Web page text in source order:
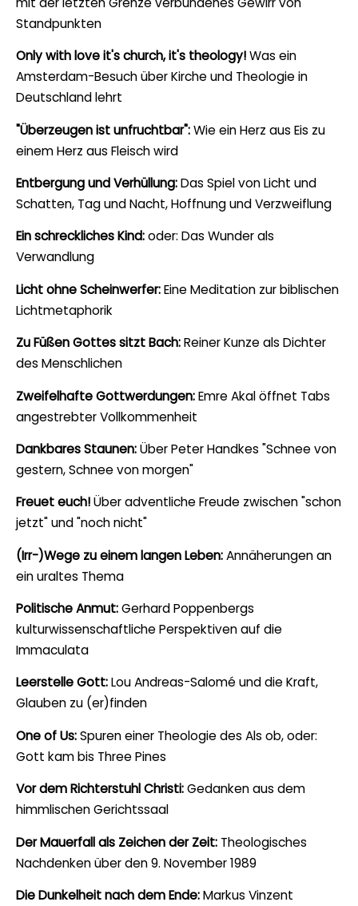
Standpunkten
Only with love it's church, it's theology!Was ein
Amsterdam-Besuch über Kirche und Theologie in
Deutschland lehrt
"Überzeugen ist unfruchtbar":Wie ein Herz aus Eis zu
einem Herz aus Fleisch wird
Entbergung und Verhüllung:Das Spiel von Licht und
Schatten, Tag und Nacht, Hoffnung und Verzweiflung
Ein schreckliches Kind:oder: Das Wunder als
Verwandlung
Licht ohne Scheinwerfer:Eine Meditation zur biblischen
Lichtmetaphorik
Zu Füßen Gottes sitzt Bach:Reiner Kunze als Dichter
des Menschlichen
Zweifelhafte Gottwerdungen:Emre Akal öffnet Tabs
angestrebter Vollkommenheit
Dankbares Staunen:Über Peter Handkes "Schnee von
gestern, Schnee von morgen"
Freuet euch!Über adventliche Freude zwischen "schon
jetzt" und "noch nicht"
(Irr-)Wege zu einem langen Leben:Annäherungen an
ein uraltes Thema
Politische Anmut:Gerhard Poppenbergs
kulturwissenschaftliche Perspektiven auf die
Immaculata
Leerstelle Gott:Lou Andreas-Salomé und die Kraft,
Glauben zu (er)finden
One of Us:Spuren einer Theologie des Als ob, oder:
Gott kam bis Three Pines
Vor dem Richterstuhl Christi:Gedanken aus dem
himmlischen Gerichtssaal
Der Mauerfall als Zeichen der Zeit: Theologisches
Nachdenken über den 9. November 1989
Die Dunkelheit nach dem Ende:Markus Vinzent